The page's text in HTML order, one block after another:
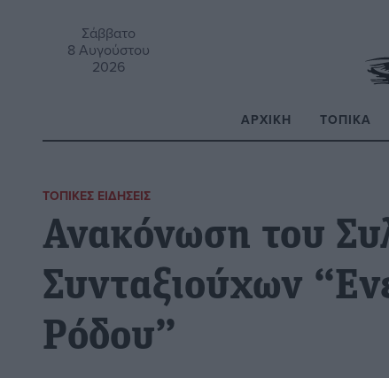
Σάββατο
8 Αυγούστου
2026
ΑΡΧΙΚΉ ΤΟΠΙΚΆ
ΤΟΠΙΚΈΣ ΕΙΔΉΣΕΙΣ
Ανακόνωση του
Συνταξιούχων
Ρόδου”